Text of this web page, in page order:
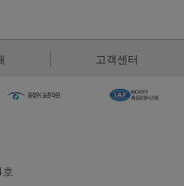
고객센터